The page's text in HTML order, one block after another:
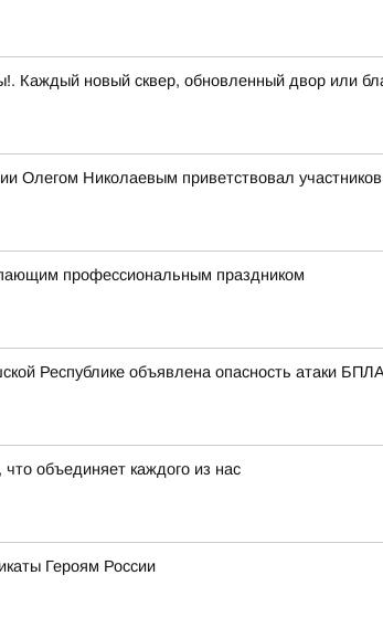
Каждый новый сквер, обновленный двор или
Олегом Николаевым приветствовал
профессиональным праздником
Республике объявлена опасность атаки
объединяет каждого из нас
Героям России